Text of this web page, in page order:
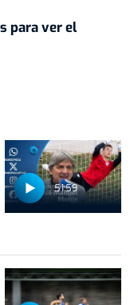
para ver el
51:59